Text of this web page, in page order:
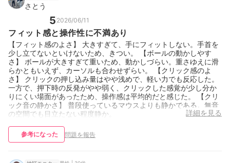
さとう
5 2026/06/11
フィット感と操作性に不満あり
【フィット感のよさ】 大きすぎて、手にフィットしない。手首を
少し立てないといけないため、きつい。 【ボールの動かしやす
さ】 ボールが大きすぎて重いため、動かしづらい。重さゆえに滑
らかともいえず、カーソルも合わせずらい。 【クリック感のよ
さ】 クリックの押し込み量はやや浅めで、軽い力でも反応した。
一方で、押下時の反発がやや弱く、クリックした感覚が少し分か
りにくい場面があったため、操作感は平均的だと感じた。 【クリ
ック音の静かさ】 普段使っているマウスよりも静かである。無音
の空間でも目立たない程度静か。
詳細を見る
参考になった 問題を報告